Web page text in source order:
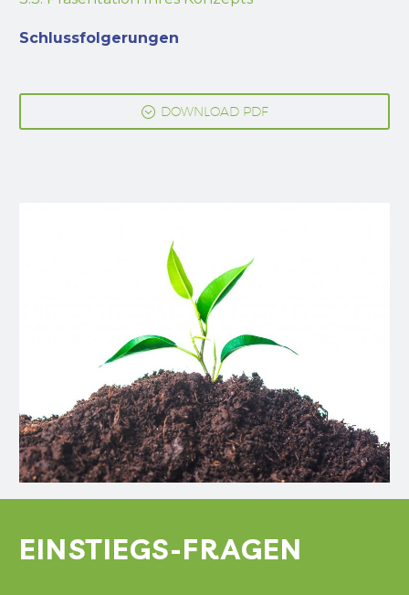
Schlussfolgerungen
; DOWNLOAD PDF
EINSTIEGS-FRAGEN